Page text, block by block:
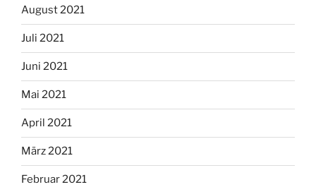
August 2021
Juli 2021
Juni 2021
Mai 2021
April 2021
März 2021
Februar 2021